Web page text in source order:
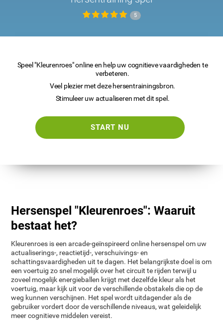
5
Speel "Kleurenroes" online en help uw cognitieve vaardigheden te
verbeteren.
Veel plezier met deze hersentrainingsbron.
Stimuleer uw actualiseren met dit spel.
START NU
Hersenspel "Kleurenroes": Waaruit
bestaat het?
Kleurenroes is een arcade-geïnspireerd online hersenspel om uw
actualiserings-, reactietijd-, verschuivings- en
schattingsvaardigheden uit te dagen. Het belangrijkste doel is om
een voertuig zo snel mogelijk over het circuit te rijden terwijl u
zoveel mogelijk energieballen krijgt met dezelfde kleur als het
voertuig, maar kijk uit voor de verschillende obstakels die op de
weg kunnen verschijnen. Het spel wordt uitdagender als de
gebruiker vordert door de verschillende niveaus, wat geleidelijk
meer cognitieve middelen vereist.